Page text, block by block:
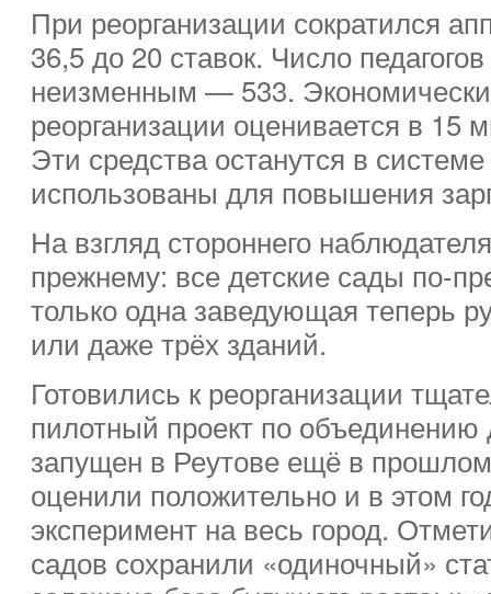
При реорганизации сократился
36,5 до 20 ставок. Число
неизменным — 533.
реорганизации оценивается в 15
Эти средства останутся в
использованы для повышения
На взгляд стороннего
прежнему: все детские сады по-
только одна заведующая теперь
или даже трёх зданий.
Готовились к реорганизации
пилотный проект по объединению
запущен в Реутове ещё в прошлом
оценили положительно и в этом
эксперимент на весь город.
садов сохранили «одиночный»